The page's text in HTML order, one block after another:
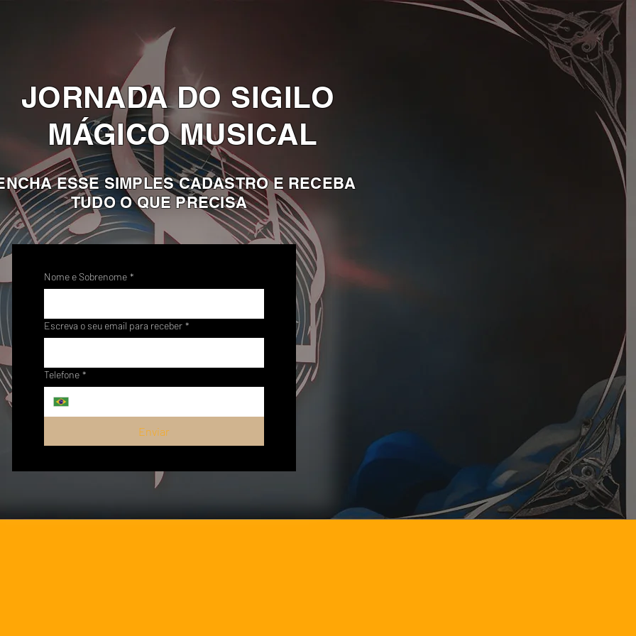
JORNADA DO SIGILO
MÁGICO MUSICAL
ESSE SIMPLES CADASTRO E RECEBA
TUDO O QUE PRECISA
Nome e Sobrenome *
Escreva o seu email para receber *
Telefone *
Enviar